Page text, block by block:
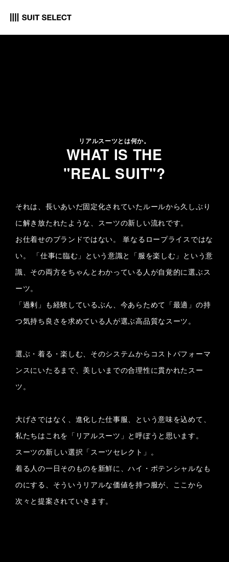
リアルスーツとは何か。
WHAT IS THE
"REAL SUIT"?
それは、長いあいだ固定化されていたルールから久しぶり
に解き放たれたような、スーツの新しい流れです。
お仕着せのブランドではない。 単なるロープライスではな
い。 「仕事に臨む」という意識と「服を楽しむ」という意
識、その両方をちゃんとわかっている人が自覚的に選ぶス
ーツ。
「過剰」も経験しているぶん、今あらためて「最適」の持
つ気持ち良さを求めている人が選ぶ高品質なスーツ。
選ぶ・着る・楽しむ、そのシステムからコストパフォーマ
ンスにいたるまで、美しいまでの合理性に貫かれたスー
ツ。
大げさではなく、進化した仕事服、という意味を込めて、
私たちはこれを「リアルスーツ」と呼ぼうと思います。
スーツの新しい選択「スーツセレクト」。
着る人の一日そのものを新鮮に、ハイ・ポテンシャルなも
のにする、そういうリアルな価値を持つ服が、ここから
次々と提案されていきます。